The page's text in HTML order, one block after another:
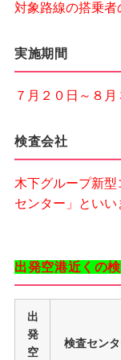
対象路線の搭乗
実施期間
７月２０日～８
検査会社
木下グループ新
センター」といい
出発空港近くの
出
発
空
検査セン